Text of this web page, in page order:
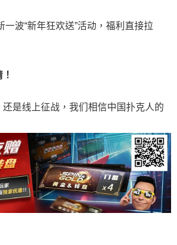
一波“新年狂欢送”活动，福利直接拉
是线上征战，我们相信中国扑克人的